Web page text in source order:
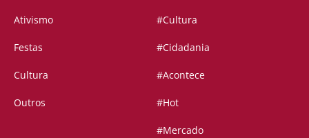
Ativismo
Festas
Cultura
Outros
#Cultura
#Cidadania
#Acontece
#Hot
#Mercado